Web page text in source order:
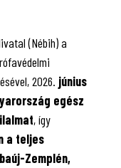
(Nébih) a
2026. június
egész
, így
a teljes
Zemplén,